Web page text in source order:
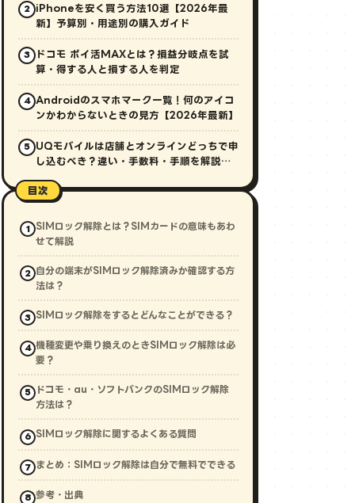
2
iPhoneを安く買う方法10選【2026年最
新】予算別・用途別の購入ガイド
3
ドコモ ポイ活MAXとは？損益分岐点を試
算・得する人と損する人を判定
4
Androidのスマホマーク一覧！何のアイコ
ンかわからないときの見方【2026年最新】
5
UQモバイルは店舗とオンラインどっちで申
し込むべき？違い・手数料・手順を解説
目次
SIMロック解除とは？SIMカードの意味もあわ
せて解説
自分の端末がSIMロック解除済みか確認する方
法は？
SIMロック解除をするとどんなことができる？
機種変更や乗り換えのときSIMロック解除は必
要？
ドコモ・au・ソフトバンクのSIMロック解除
方法は？
SIMロック解除に関するよくある質問
まとめ：SIMロック解除は自分で無料でできる
参考・出典